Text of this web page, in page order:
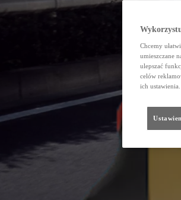
Chcemy
umieszczane
ulepszać
celów
ich